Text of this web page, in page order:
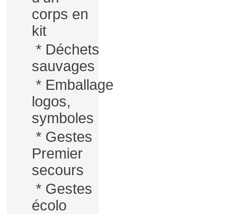
corps en
kit
* Déchets
sauvages
* Emballage
logos,
symboles
* Gestes
Premier
secours
* Gestes
écolo